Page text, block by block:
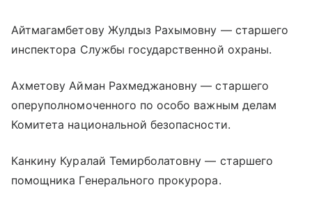
Айтмагамбетову Жулдыз Рахымовну — старшего
инспектора Службы государственной охраны.
Ахметову Айман Рахмеджановну — старшего
оперуполномоченного по особо важным делам
Комитета национальной безопасности.
Канкину Куралай Темирболатовну — старшего
помощника Генерального прокурора.